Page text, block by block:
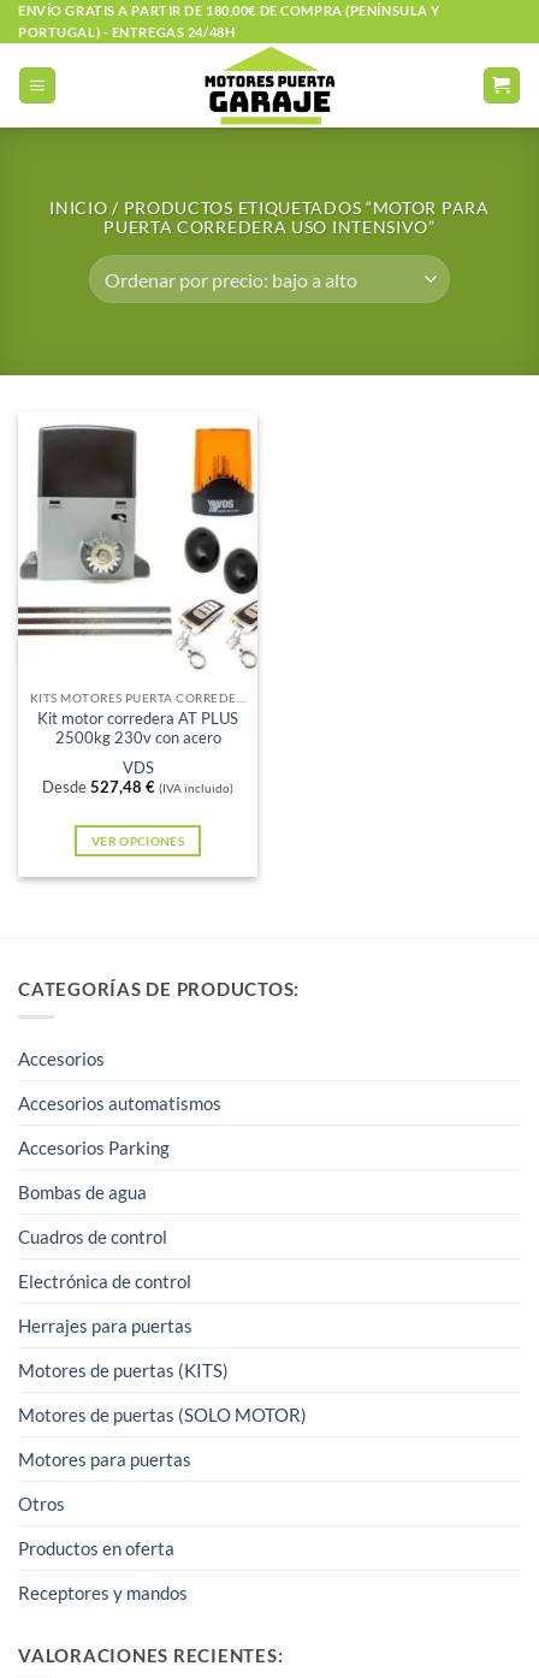
Saltar
al
contenido
ENVÍO GRATIS A PARTIR DE 180,00€ DE COMPRA (PENÍNSULA Y
PORTUGAL) - ENTREGAS 24/48H
INICIO /PRODUCTOS ETIQUETADOS “MOTOR PARA
PUERTA CORREDERA USO INTENSIVO”
KITS MOTORES PUERTA CORREDERA
Kit motor corredera AT PLUS
2500kg 230v con acero
VDS
Desde527,48 € (IVA incluido)
VER OPCIONES
variantes.
pueden
en
la
de
producto
CATEGORÍAS DE PRODUCTOS:
Accesorios
Accesorios automatismos
Accesorios Parking
Bombas de agua
Cuadros de control
Electrónica de control
Herrajes para puertas
Motores de puertas (KITS)
Motores de puertas (SOLO MOTOR)
Motores para puertas
Otros
Productos en oferta
Receptores y mandos
VALORACIONES RECIENTES: